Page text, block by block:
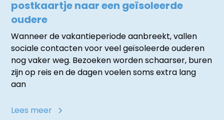
postkaartje naar een geïsoleerde
oudere
Wanneer de vakantieperiode aanbreekt, vallen
sociale contacten voor veel geïsoleerde ouderen
nog vaker weg. Bezoeken worden schaarser, buren
zijn op reis en de dagen voelen soms extra lang
aan
Lees meer